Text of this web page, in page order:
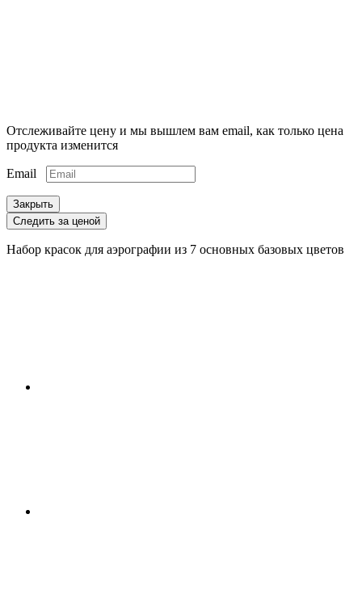
Отслеживайте цену и мы вышлем вам email, как только цена
продукта изменится
Email
Закрыть
Следить за ценой
Набор красок для аэрографии из 7 основных базовых цветов